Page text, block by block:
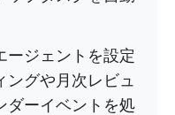
ージェントを設定
ングや月次レビュ
ダーイベントを処